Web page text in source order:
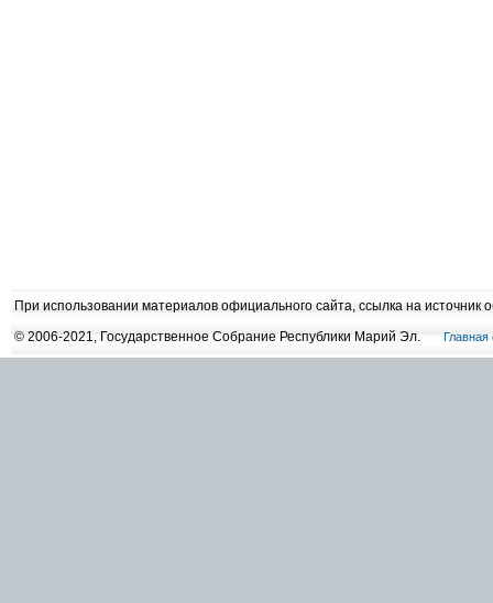
При использовании материалов официального сайта, ссылка на источник
© 2006-2021, Государственное Собрание Республики Марий Эл.
Главная